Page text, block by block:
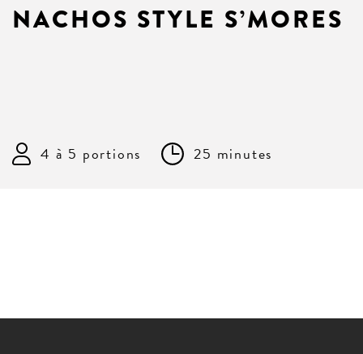
NACHOS STYLE S’MORES
4 à 5 portions 25 minutes